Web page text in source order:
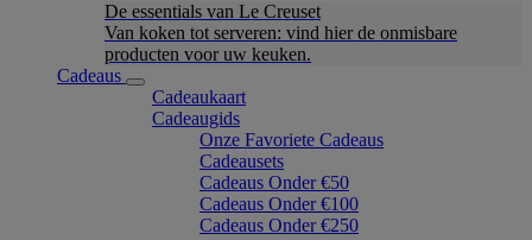
De essentials van Le Creuset
Van koken tot serveren: vind hier de onmisbare
producten voor uw keuken.
Cadeaus
Cadeaukaart
Cadeaugids
Onze Favoriete Cadeaus
Cadeausets
Cadeaus Onder €50
Cadeaus Onder €100
Cadeaus Onder €250